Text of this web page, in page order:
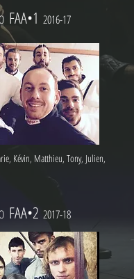
FAA•1 2016-17
Kévin, Matthieu, Tony, Julien,
FAA•2 2017-18